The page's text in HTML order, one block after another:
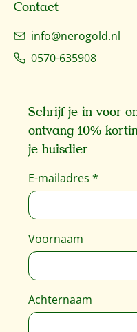
Contact
info@nerogold.nl
0570-635908
Schrijf je in voor
ontvang 10%
je huisdier
E-mailadres *
Voornaam
Achternaam